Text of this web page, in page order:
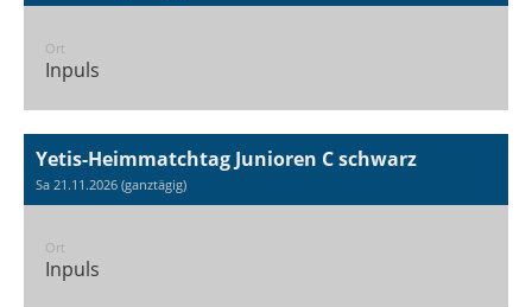
Ort
Inpuls
Yetis-Heimmatchtag Junioren C schwarz
Sa 21.11.2026 (ganztägig)
Ort
Inpuls